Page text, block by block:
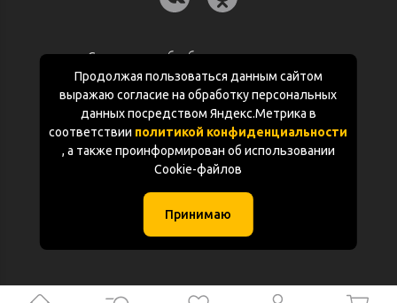
Продолжая пользоваться данным сайтом
выражаю согласие на обработку персональных
данных посредством Яндекс.Метрика в
соответствии политикой конфиденциальности
, а также проинформирован об использовании
Cookie-файлов
Принимаю
Согласие на обработку персональных
данных
Политика конфиденциальности
Документация
(с) «POGOS.ru» 2010-2026 (ИП Чивчян М.Р.)